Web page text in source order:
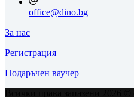
office@dino.bg
За нас
Регистрация
Подаръчен ваучер